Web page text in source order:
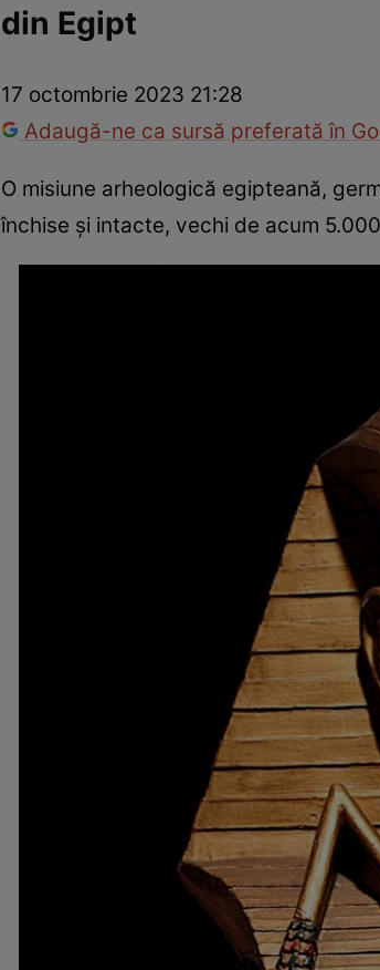
InternaționalFapt divers
din Egipt
17 octombrie 2023 21:28
Adaugă-ne ca sursă preferată în
O misiune arheologică egipteană,
închise şi intacte, vechi de acum